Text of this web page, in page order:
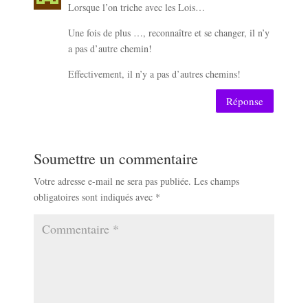
Lorsque l’on triche avec les Lois…
Une fois de plus …, reconnaître et se changer, il n’y
a pas d’autre chemin!
Effectivement, il n’y a pas d’autres chemins!
Réponse
Soumettre un commentaire
Votre adresse e-mail ne sera pas publiée. Les champs
obligatoires sont indiqués avec *